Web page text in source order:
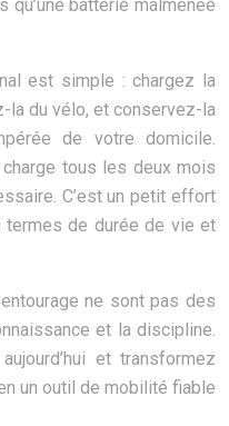
qu’une batterie malmenée
est simple : chargez la
la du vélo, et conservez-la
de votre domicile.
tous les deux mois
C’est un petit effort
termes de durée de vie et
ne sont pas des
et la discipline.
et transformez
un outil de mobilité fiable